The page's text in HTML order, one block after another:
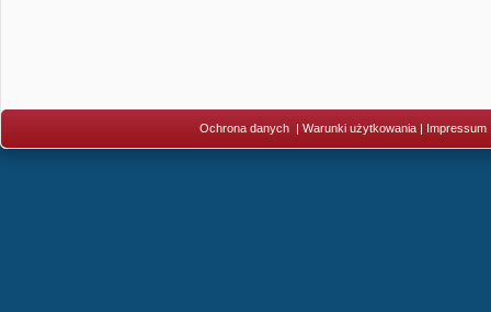
Ochrona danych | Warunki użytkowania | Impressum